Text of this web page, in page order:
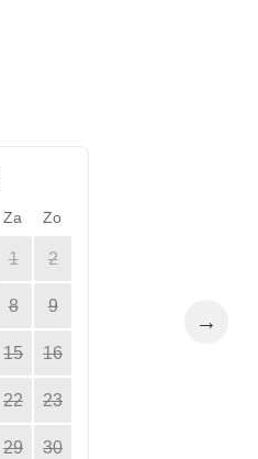
Za Zo
1 2
8 9
15 16
22 23
29 30
→